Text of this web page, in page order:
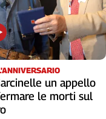
un appello
le morti sul